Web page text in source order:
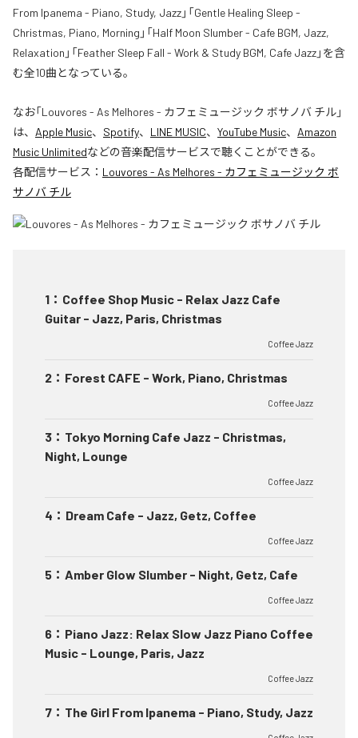
From Ipanema - Piano, Study, Jazz」「Gentle Healing Sleep -
Christmas, Piano, Morning」「Half Moon Slumber - Cafe BGM, Jazz,
Relaxation」「Feather Sleep Fall - Work & Study BGM, Cafe Jazz」を含
む全10曲となっている。
なお「Louvores - As Melhores - カフェミュージック ボサノバ チル」
は、 Apple Music、 Spotify、 LINE MUSIC、 YouTube Music、 Amazon
Music Unlimitedなどの音楽配信サービスで聴くことができる。
各配信サービス： Louvores - As Melhores - カフェミュージック ボ
サノバ チル
1 ： Coffee Shop Music - Relax Jazz Cafe
Guitar - Jazz, Paris, Christmas
Coffee Jazz
2 ： Forest CAFE - Work, Piano, Christmas
Coffee Jazz
3 ： Tokyo Morning Cafe Jazz - Christmas,
Night, Lounge
Coffee Jazz
4 ： Dream Cafe - Jazz, Getz, Coffee
Coffee Jazz
5 ： Amber Glow Slumber - Night, Getz, Cafe
Coffee Jazz
6 ： Piano Jazz: Relax Slow Jazz Piano Coffee
Music - Lounge, Paris, Jazz
Coffee Jazz
7 ： The Girl From Ipanema - Piano, Study, Jazz